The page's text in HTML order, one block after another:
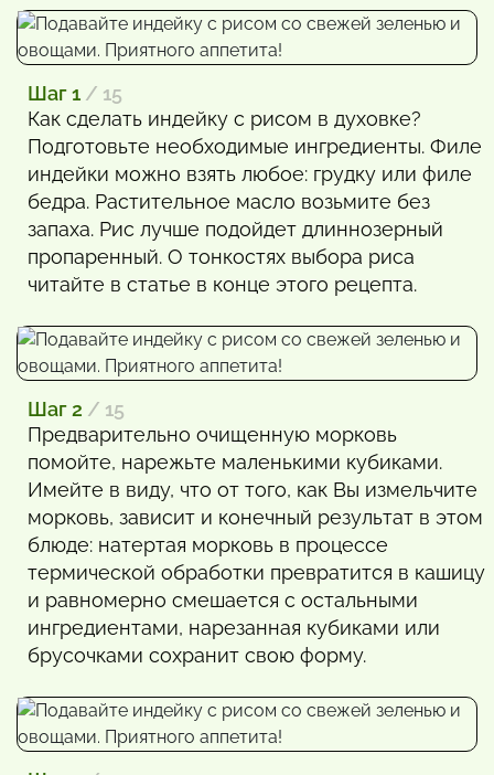
Шаг 1 / 15
Как сделать индейку с рисом в духовке?
Подготовьте необходимые ингредиенты. Филе
индейки можно взять любое: грудку или филе
бедра. Растительное масло возьмите без
запаха. Рис лучше подойдет длиннозерный
пропаренный. О тонкостях выбора риса
читайте в статье в конце этого рецепта.
Шаг 2 / 15
Предварительно очищенную морковь
помойте, нарежьте маленькими кубиками.
Имейте в виду, что от того, как Вы измельчите
морковь, зависит и конечный результат в этом
блюде: натертая морковь в процессе
термической обработки превратится в кашицу
и равномерно смешается с остальными
ингредиентами, нарезанная кубиками или
брусочками сохранит свою форму.